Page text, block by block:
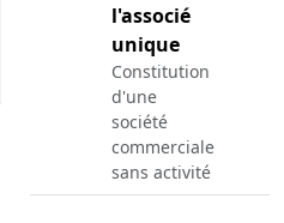
l'associé
unique
Constitution
d'une
société
commerciale
sans activité